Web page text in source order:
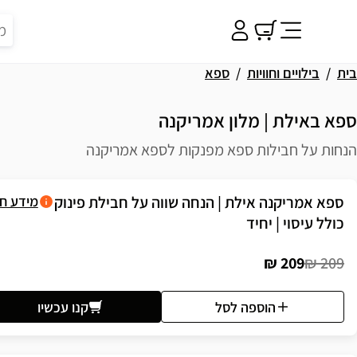
בית בילויים וחוויות ספא
ספא באילת | מלון אמריקנה
הנחות על חבילות ספא מפנקות לספא אמריקנה
אפשרויות רכישה
ספא אמריקנה אילת | הנחה שווה על חבילת פינוק
כולל עיסוי | יחיד
מידע
209 ₪
209 ₪
הוספה לסל קנו עכשיו